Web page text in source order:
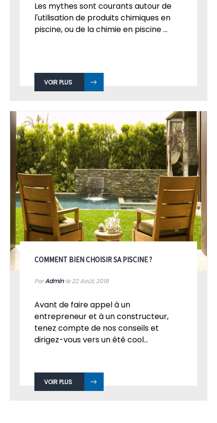
Les mythes sont courants autour de
l'utilisation de produits chimiques en
piscine, ou de la chimie en piscine ...
VOIR PLUS
COMMENT BIEN CHOISIR SA PISCINE ?
ParAdminle 22Août, 2018
Avant de faire appel à un
entrepreneur et à un constructeur,
tenez compte de nos conseils et
dirigez-vous vers un été cool...
VOIR PLUS